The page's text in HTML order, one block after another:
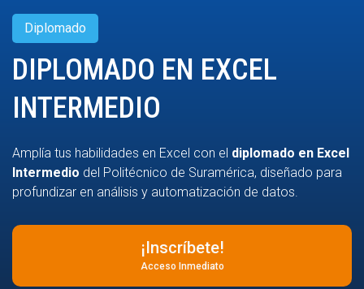
Diplomado
DIPLOMADO EN EXCEL
INTERMEDIO
Amplía tus habilidades en Excel con el diplomado en Excel
Intermedio del Politécnico de Suramérica, diseñado para
profundizar en análisis y automatización de datos.
¡Inscríbete!
Acceso Inmediato